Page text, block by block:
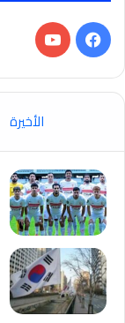
فيسبوك‫YouTube
الأخيرة